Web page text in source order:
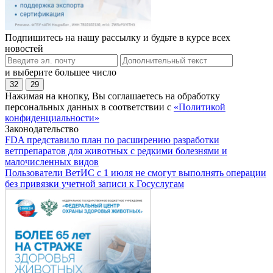
Подпишитесь на нашу рассылку и будьте в курсе всех
новостей
и выберите большее число
32 29
Нажимая на кнопку, Вы соглашаетесь на обработку
персональных данных в соответствии с «Политикой
конфиденциальности»
Законодательство
FDA представило план по расширению разработки
ветпрепаратов для животных с редкими болезнями и
малочисленных видов
Пользователи ВетИС с 1 июля не смогут выполнять операции
без привязки учетной записи к Госуслугам